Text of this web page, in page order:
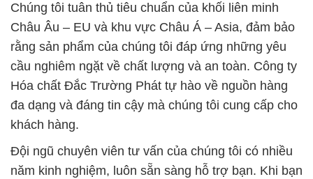
Chúng tôi tuân thủ tiêu chuẩn của khối liên minh
Châu Âu – EU và khu vực Châu Á – Asia, đảm bảo
rằng sản phẩm của chúng tôi đáp ứng những yêu
cầu nghiêm ngặt về chất lượng và an toàn. Công ty
Hóa chất Đắc Trường Phát tự hào về nguồn hàng
đa dạng và đáng tin cậy mà chúng tôi cung cấp cho
khách hàng.
Đội ngũ chuyên viên tư vấn của chúng tôi có nhiều
năm kinh nghiệm, luôn sẵn sàng hỗ trợ bạn. Khi bạn